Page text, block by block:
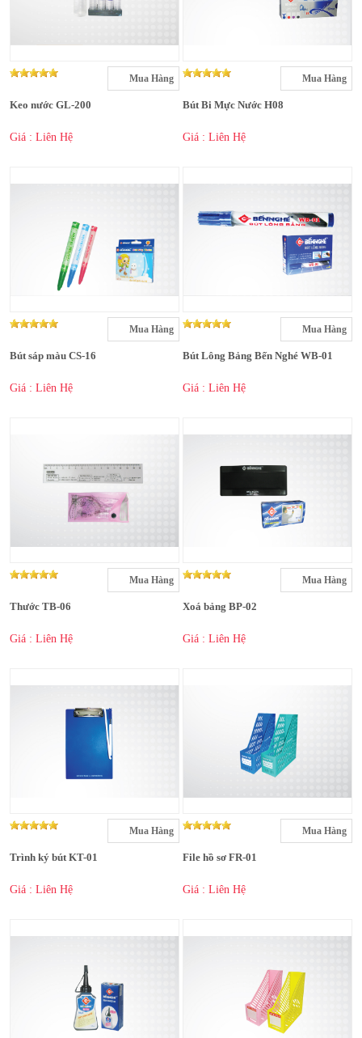
Mua Hàng
Keo nước GL-200
Giá : Liên Hệ
Mua Hàng
Bút Bi Mực Nước H08
Giá : Liên Hệ
Mua Hàng
Bút sáp màu CS-16
Giá : Liên Hệ
Mua Hàng
Bút Lông Bảng Bến Nghé WB-01
Giá : Liên Hệ
Mua Hàng
Thước TB-06
Giá : Liên Hệ
Mua Hàng
Xoá bảng BP-02
Giá : Liên Hệ
Mua Hàng
Trình ký bút KT-01
Giá : Liên Hệ
Mua Hàng
File hồ sơ FR-01
Giá : Liên Hệ